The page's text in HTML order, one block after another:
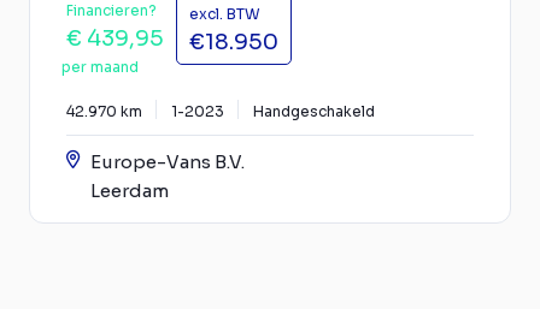
Financieren?
€ 439,95
per maand
excl. BTW
€18.950
42.970 km 1-2023 Handgeschakeld
Europe-Vans B.V.
Leerdam